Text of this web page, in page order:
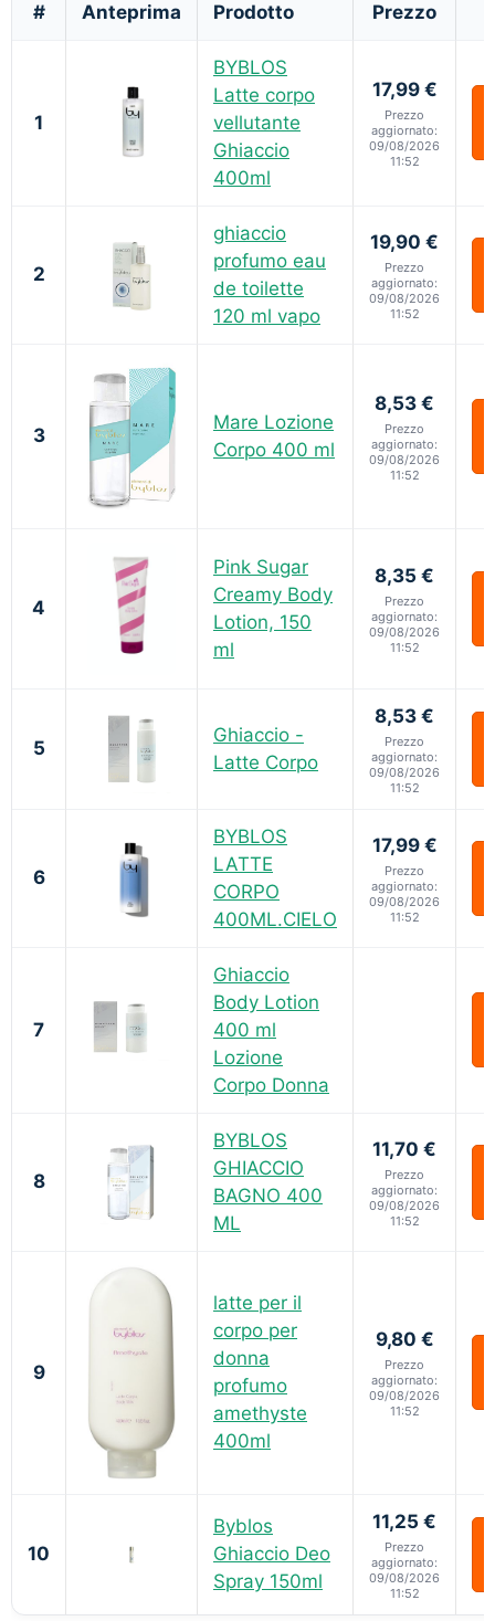
# Anteprima Prodotto Prezzo
1
BYBLOS
Latte corpo
vellutante
Ghiaccio
400ml
17,99 €
Prezzo
aggiornato:
09/08/2026
11:52
2
ghiaccio
profumo eau
de toilette
120 ml vapo
19,90 €
Prezzo
aggiornato:
09/08/2026
11:52
3
Mare Lozione
Corpo 400 ml
8,53 €
Prezzo
aggiornato:
09/08/2026
11:52
4
Pink Sugar
Creamy Body
Lotion, 150
ml
8,35 €
Prezzo
aggiornato:
09/08/2026
11:52
5
Ghiaccio -
Latte Corpo
8,53 €
Prezzo
aggiornato:
09/08/2026
11:52
6
BYBLOS
LATTE
CORPO
400ML.CIELO
17,99 €
Prezzo
aggiornato:
09/08/2026
11:52
7
Ghiaccio
Body Lotion
400 ml
Lozione
Corpo Donna
8
BYBLOS
GHIACCIO
BAGNO 400
ML
11,70 €
Prezzo
aggiornato:
09/08/2026
11:52
9
latte per il
corpo per
donna
profumo
amethyste
400ml
9,80 €
Prezzo
aggiornato:
09/08/2026
11:52
10
Byblos
Ghiaccio Deo
Spray 150ml
11,25 €
Prezzo
aggiornato:
09/08/2026
11:52